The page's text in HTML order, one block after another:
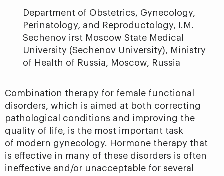
Department of Obstetrics, Gynecology,
Perinatology, and Reproductology, I.M.
Sechenov irst Moscow State Medical
University (Sechenov University), Ministry
of Health of Russia, Moscow, Russia
Combination therapy for female functional
disorders, which is aimed at both correcting
pathological conditions and improving the
quality of life, is the most important task
of modern gynecology. Hormone therapy that
is effective in many of these disorders is often
ineffective and/or unacceptable for several